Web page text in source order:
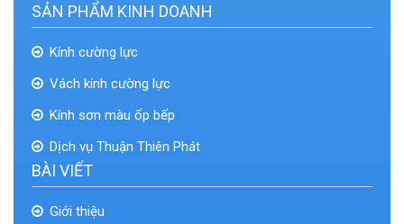
SẢN PHẨM KINH DOANH
Kính cường lực
Vách kính cường lực
Kính sơn màu ốp bếp
Dịch vụ Thuận Thiên Phát
BÀI VIẾT
Giới thiệu